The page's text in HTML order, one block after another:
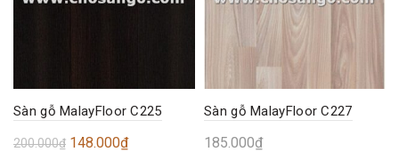
Sàn gỗ MalayFloor C225
200.000₫ Giá
148.000₫Giá
Sàn gỗ MalayFloor C227
185.000₫